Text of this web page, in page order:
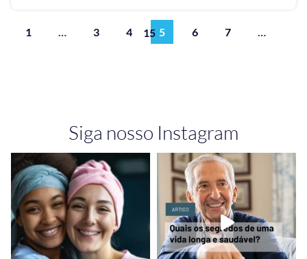
1 … 3 4 5 6 7 …
15
Siga nosso Instagram